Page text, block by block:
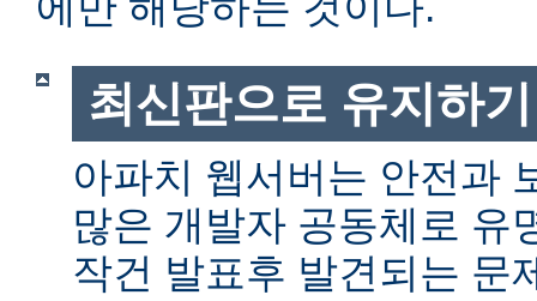
최신판으로 유지하기
아파치 웹서버는 안전과
많은 개발자 공동체로 유
작건 발표후 발견되는 문